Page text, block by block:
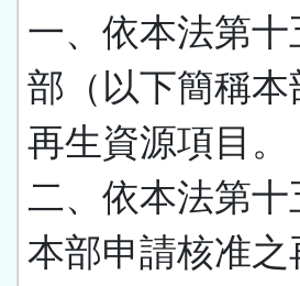
一、依本法第
部（以下簡稱
再生資源項目。
二、依本法第
本部申請核准